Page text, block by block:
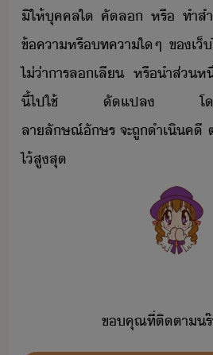
ิ​ให้​ุคคล​ใ​ ​คัล​ ​หรื​ ​ทำส
ข้คา​หรื​ทคา​ใๆ​ ​ข​เ็
ไ่่า​ารล​เลี​ ​หรื​ำ​ส่ห
ี้​ไป​ใช้​ ​ัแปล​ ​โ​ไ่
ลาลัษณ์ัษร​ ​จะ​ถู​ำเิค
ไ้​สูสุ
ขคุณ​ที่​ติตา​ร​๊